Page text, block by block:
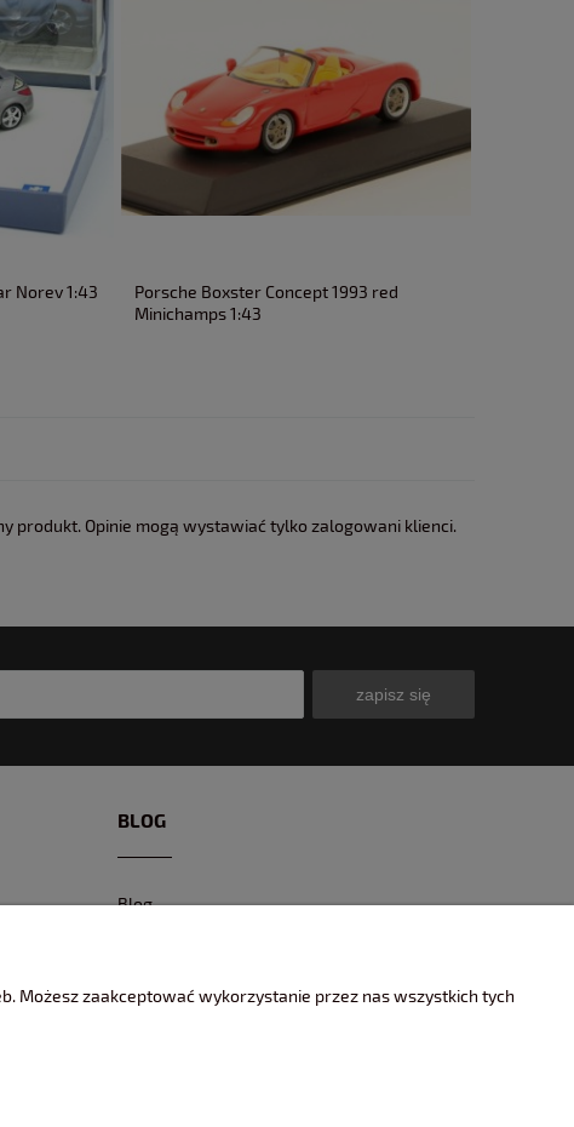
Norev 1:43
Porsche Boxster Concept 1993 red
Minichamps 1:43
produkt. Opinie mogą wystawiać tylko zalogowani klienci.
zapisz się
BLOG
Blog
ENCYKLOPEDIA KOLEKCJONERA
Możesz zaakceptować wykorzystanie przez nas wszystkich tych